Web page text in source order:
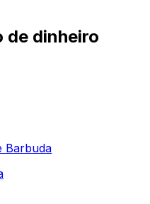
de dinheiro
Barbuda